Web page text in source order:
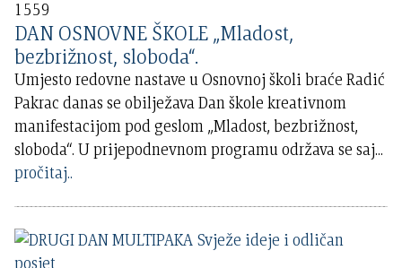
1559
DAN OSNOVNE ŠKOLE „Mladost,
bezbrižnost, sloboda“.
Umjesto redovne nastave u Osnovnoj školi braće Radić
Pakrac danas se obilježava Dan škole kreativnom
manifestacijom pod geslom „Mladost, bezbrižnost,
sloboda“. U prijepodnevnom programu održava se saj...
pročitaj..